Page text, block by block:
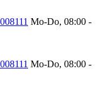
Mo-Do, 08:00 -
Mo-Do, 08:00 -